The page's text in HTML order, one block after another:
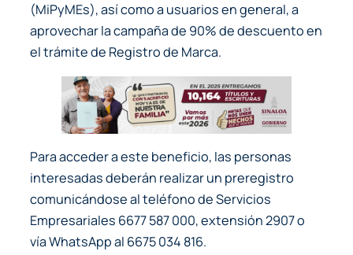
(MiPyMEs), así como a usuarios en general, a
aprovechar la campaña de 90% de descuento en
el trámite de Registro de Marca.
Para acceder a este beneficio, las personas
interesadas deberán realizar un preregistro
comunicándose al teléfono de Servicios
Empresariales 6677 587 000, extensión 2907 o
vía WhatsApp al 6675 034 816.